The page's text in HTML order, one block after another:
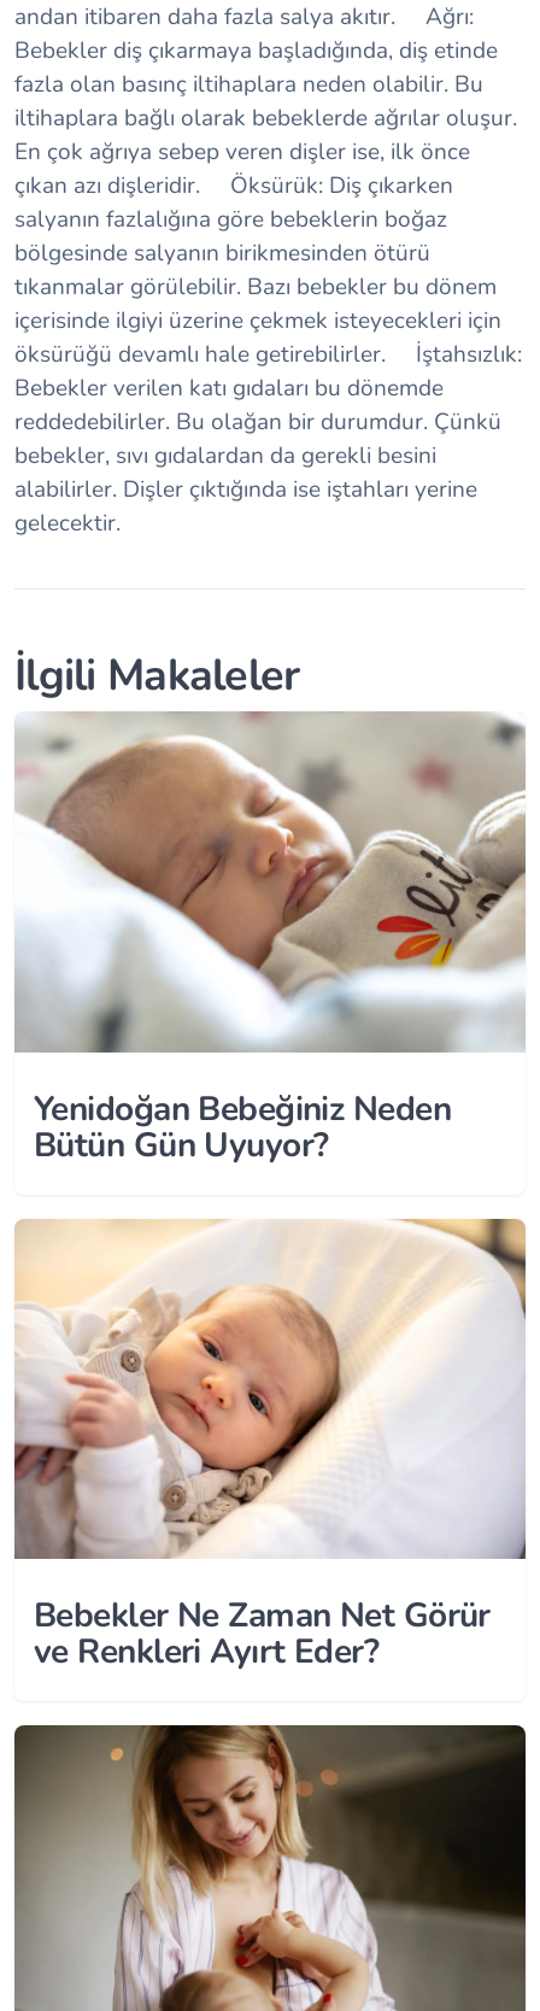
andan itibaren daha fazla salya akıtır. Ağrı:
Bebekler diş çıkarmaya başladığında, diş etinde
fazla olan basınç iltihaplara neden olabilir. Bu
iltihaplara bağlı olarak bebeklerde ağrılar oluşur.
En çok ağrıya sebep veren dişler ise, ilk önce
çıkan azı dişleridir. Öksürük: Diş çıkarken
salyanın fazlalığına göre bebeklerin boğaz
bölgesinde salyanın birikmesinden ötürü
tıkanmalar görülebilir. Bazı bebekler bu dönem
içerisinde ilgiyi üzerine çekmek isteyecekleri için
öksürüğü devamlı hale getirebilirler. İştahsızlık:
Bebekler verilen katı gıdaları bu dönemde
reddedebilirler. Bu olağan bir durumdur. Çünkü
bebekler, sıvı gıdalardan da gerekli besini
alabilirler. Dişler çıktığında ise iştahları yerine
gelecektir.
İlgili Makaleler
Yenidoğan Bebeğiniz Neden
Bütün Gün Uyuyor?
Bebekler Ne Zaman Net Görür
ve Renkleri Ayırt Eder?